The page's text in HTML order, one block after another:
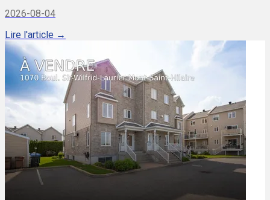
2026-08-04
Lire l'article →